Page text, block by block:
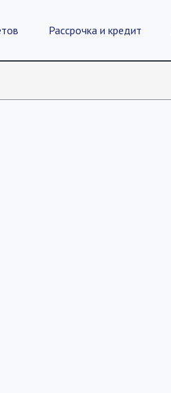
Рассрочка и кредит